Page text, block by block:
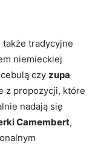
tradycyjne
niemieckiej
czy zupa
z propozycji, które
nadają się
Camembert,